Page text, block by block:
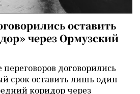
оставить
через Ормузский
договорились
срок оставить лишь один
коридор через